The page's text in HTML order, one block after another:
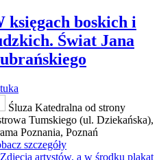
księgach boskich i
Świat Jana
Śluza Katedralna od strony
Tumskiego (ul. Dziekańska),
Poznania, Poznań
szczegóły